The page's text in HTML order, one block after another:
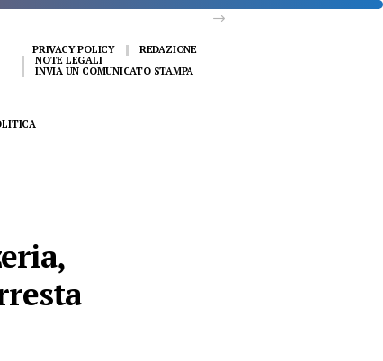
PRIVACY POLICY
REDAZIONE
NOTE LEGALI
INVIA UN COMUNICATO STAMPA